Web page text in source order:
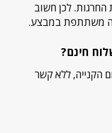
החרגות. לכן חשוב
משתתפת במבצע.
חינם?
הקנייה, ללא קשר